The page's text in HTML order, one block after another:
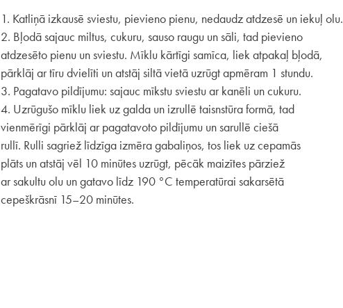
1. Katliņā izkausē sviestu, pievieno pienu, nedaudz atdzesē un iekuļ olu.
2. Bļodā sajauc miltus, cukuru, sauso raugu un sāli, tad pievieno
atdzesēto pienu un sviestu. Mīklu kārtīgi samīca, liek atpakaļ bļodā,
pārklāj ar tīru dvielīti un atstāj siltā vietā uzrūgt apmēram 1 stundu.
3. Pagatavo pildījumu: sajauc mīkstu sviestu ar kanēli un cukuru.
4. Uzrūgušo mīklu liek uz galda un izrullē taisnstūra formā, tad
vienmērīgi pārklāj ar pagatavoto pildījumu un sarullē ciešā
rullī. Rulli sagriež līdzīga izmēra gabaliņos, tos liek uz cepamās
plāts un atstāj vēl 10 minūtes uzrūgt, pēcāk maizītes pārziež
ar sakultu olu un gatavo līdz 190 °C temperatūrai sakarsētā
cepeškrāsnī 15–20 minūtes.